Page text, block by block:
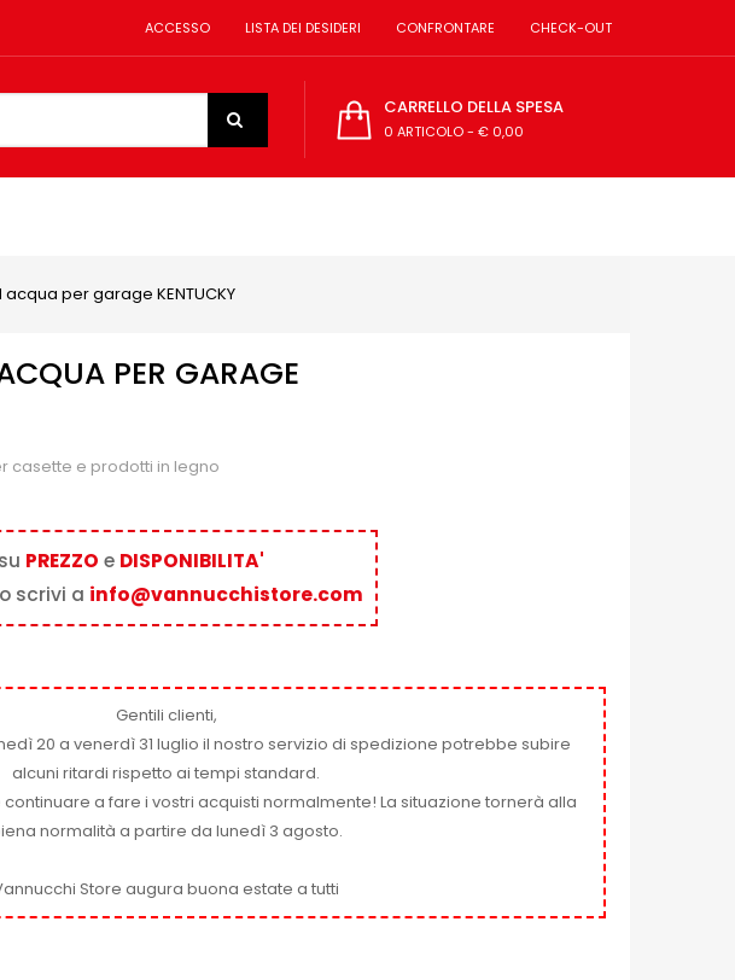
ACCESSO LISTA DEI DESIDERI CONFRONTARE CHECK-OUT
CARRELLO DELLA SPESA
0 ARTICOLO- € 0,00
per garage KENTUCKY
PER GARAGE
casette e prodotti in legno
PREZZO e DISPONIBILITA'
o scrivi a info@vannucchistore.com
Gentili clienti,
20 a venerdì 31 luglio il nostro servizio di spedizione potrebbe subire
alcuni ritardi rispetto ai tempi standard.
a fare i vostri acquisti normalmente! La situazione tornerà alla
normalità a partire da lunedì 3 agosto.
Store augura buona estate a tutti